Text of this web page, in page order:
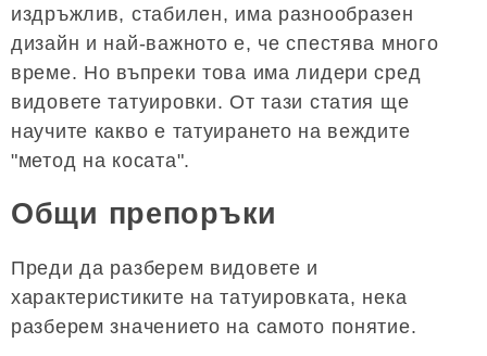
издръжлив, стабилен, има разнообразен
дизайн и най-важното е, че спестява много
време. Но въпреки това има лидери сред
видовете татуировки. От тази статия ще
научите какво е татуирането на веждите
"метод на косата".
Общи препоръки
Преди да разберем видовете и
характеристиките на татуировката, нека
разберем значението на самото понятие.